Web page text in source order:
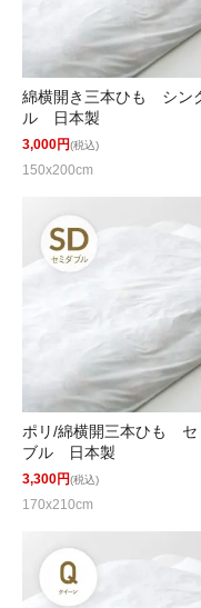
綿横開き三本ひも シン
ル 日本製
3,000円(税込)
150x200cm
ポリ/綿横開三本ひも セ
ブル 日本製
3,300円(税込)
170x210cm